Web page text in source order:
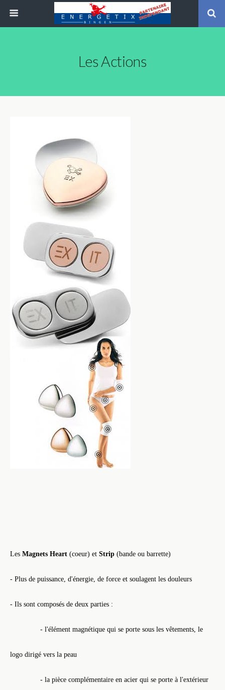
Les Actions
Les Magnets Heart (coeur) et Strip (bande ou barrette)
- Plus de puissance, d'énergie, de force et soulagent les douleurs
- Ils sont composés de deux parties :
- l'élément magnétique qui se porte sous les vêtements, le
logo dirigé vers la peau
- la pièce complémentaire en acier qui se porte à l'extérieur